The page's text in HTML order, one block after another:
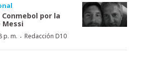
por la
Messi
p. m. · Redacción D10